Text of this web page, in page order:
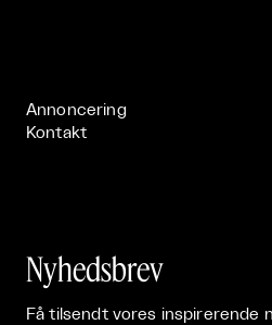
Annoncering
Kontakt
Nyhedsbrev
Få tilsendt vores inspirerende